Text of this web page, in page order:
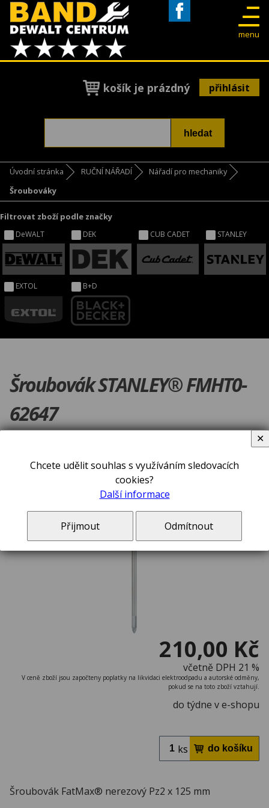
menu
košík je prázdný přihlásit
Úvodní stránka RUČNÍ NÁŘADÍ
Nářadí pro mechaniky
Šroubováky
Filtrovat zboží podle značky
DeWALT DEK CUB CADET STANLEY
EXTOL B+D
Šroubovák STANLEY® FMHT0-
62647
210,00 Kč
včetně DPH 21 %
V ceně zboží jsou započteny poplatky na likvidaci elektroodpadu a autorské odměny,
pokud se na toto zboží vztahují.
do týdne v e-shopu
ks
Šroubovák FatMax® nerezový Pz2 x 125 mm
Chcete udělit souhlas s využíváním sledovacích
cookies?
Další informace
Přijmout Odmítnout
✕